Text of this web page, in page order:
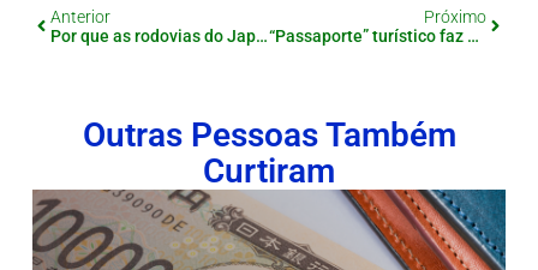
Anterior
Por que as rodovias do Japão podem nunca ser gratuitas
Próximo
“Passaporte” turístico faz sucesso no Japão e pedidos são suspensos
Outras Pessoas Também
Curtiram